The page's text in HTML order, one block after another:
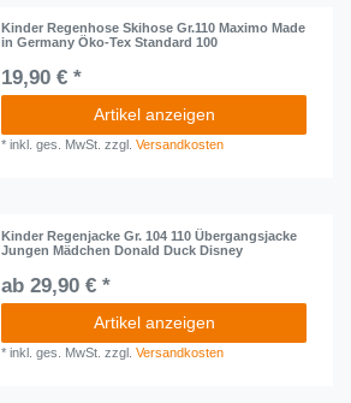
Kinder Regenhose Skihose Gr.110 Maximo Made
in Germany Öko-Tex Standard 100
19,90 € *
Artikel anzeigen
*inkl. ges. MwSt. zzgl.Versandkosten
Kinder Regenjacke Gr. 104 110 Übergangsjacke
Jungen Mädchen Donald Duck Disney
ab 29,90 € *
Artikel anzeigen
*inkl. ges. MwSt. zzgl.Versandkosten